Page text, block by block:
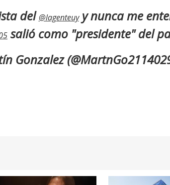
del@lagenteuyy nunca me
salió como "presidente" del
Gonzalez